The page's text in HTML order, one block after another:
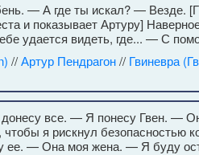
— А где ты искал? — Везде.
и показывает Артуру]
удается видеть, где... — С
//Артур Пендрагон// Гвиневра
все. — Я понесу Гвен. —
я рискнул безопасностью
ее. — Она моя жена. — Я буду